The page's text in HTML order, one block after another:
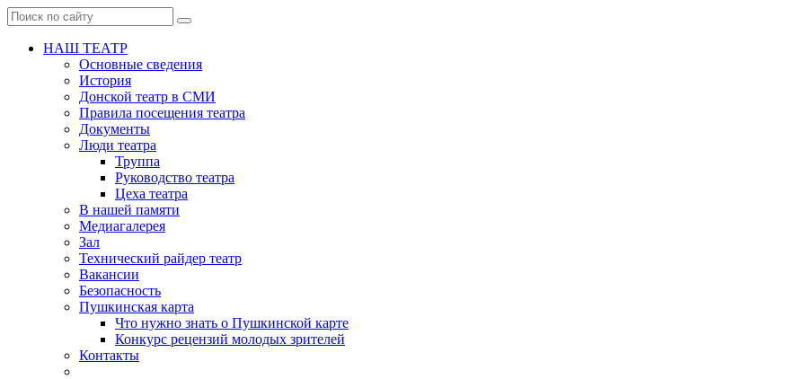
НАШ ТЕАТР
Основные сведения
История
Донской театр в СМИ
Правила посещения театра
Документы
Люди театра
Труппа
Руководство театра
Цеха театра
В нашей памяти
Медиагалерея
Зал
Технический райдер театр
Вакансии
Безопасность
Пушкинская карта
Что нужно знать о Пушкинской карте
Конкурс рецензий молодых зрителей
Контакты